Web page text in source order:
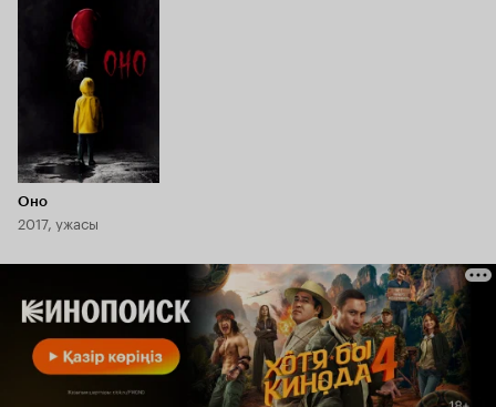
Кинопоиска
Оно
2017, ужасы